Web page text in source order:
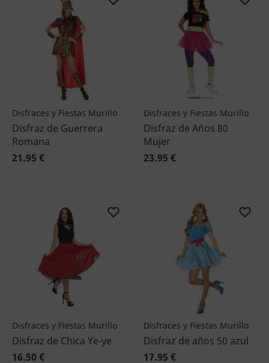
Disfraces y Fiestas Murillo
Disfraz de Guerrera
Romana
21.95 €
Disfraces y Fiestas Murillo
Disfraz de Años 80
Mujer
23.95 €
Disfraces y Fiestas Murillo
Disfraz de Chica Ye-ye
16.50 €
Disfraces y Fiestas Murillo
Disfraz de años 50 azul
17.95 €